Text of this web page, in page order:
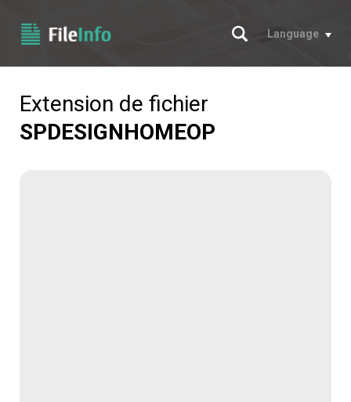
Chercher
Language
Extension de fichier
SPDESIGNHOMEOP